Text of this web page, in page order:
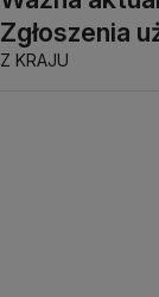
Zgłoszenia
Z KRAJU